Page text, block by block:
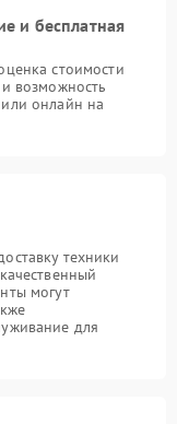
и бесплатная
стоимости
возможность
онлайн на
техники
могут
для